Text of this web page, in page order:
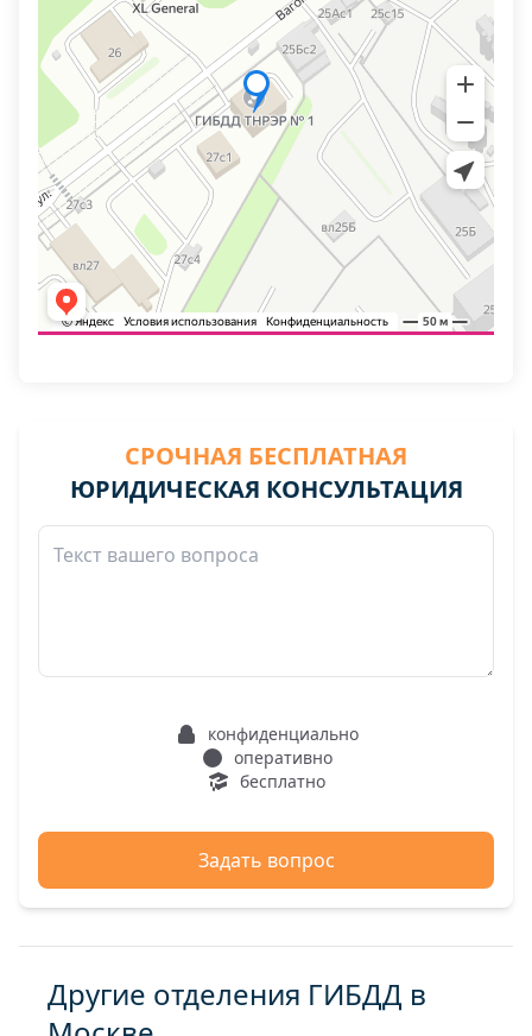
СРОЧНАЯ БЕСПЛАТНАЯ
ЮРИДИЧЕСКАЯ КОНСУЛЬТАЦИЯ
конфиденциально
оперативно
бесплатно
Задать вопрос
Другие отделения ГИБДД в